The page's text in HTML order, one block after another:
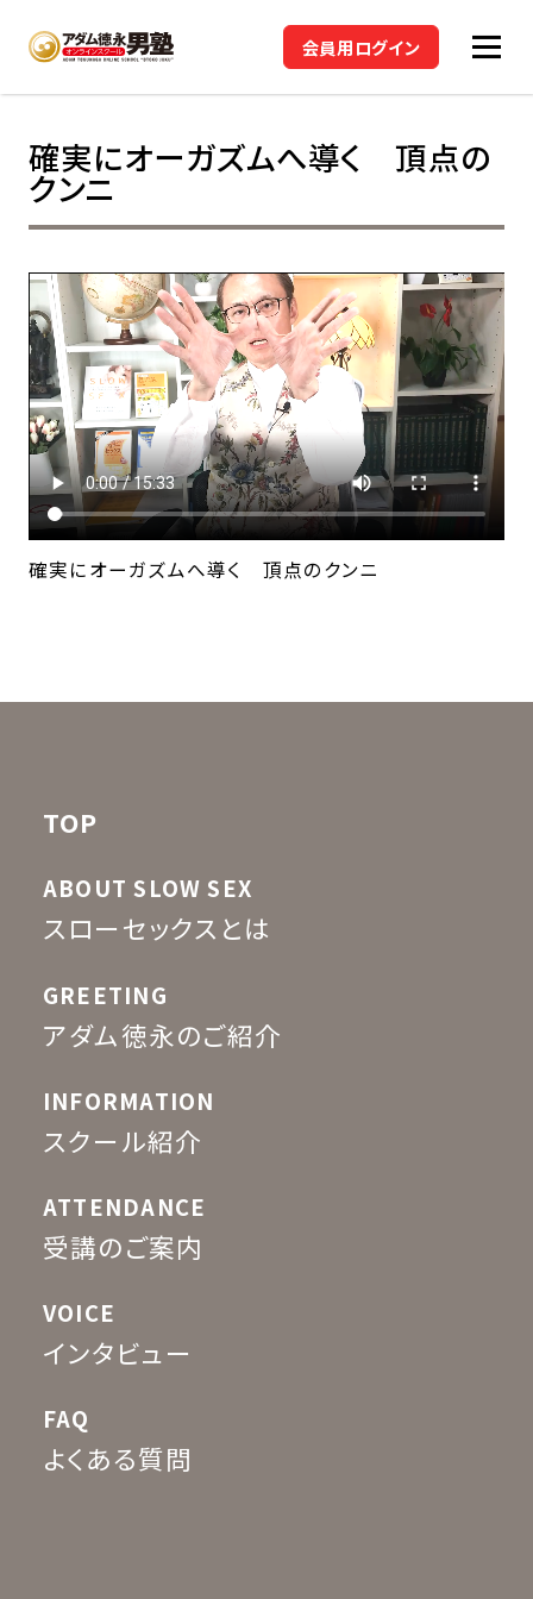
会員用ログイン
確実にオーガズムへ導く 頂点の
クンニ
確実にオーガズムへ導く 頂点のクンニ
TOP
ABOUT SLOW SEX
スローセックスとは
GREETING
アダム徳永のご紹介
INFORMATION
スクール紹介
ATTENDANCE
受講のご案内
VOICE
インタビュー
FAQ
よくある質問